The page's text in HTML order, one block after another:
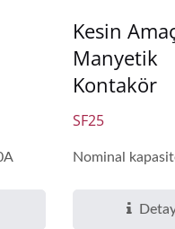
Kesin
Manyetik
Kontakör
SF25
Nominal